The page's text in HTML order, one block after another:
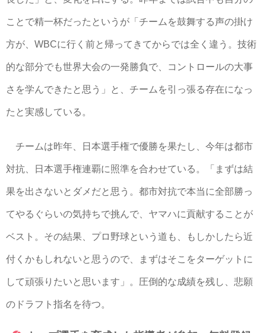
ことで精一杯だったというが「チームを鼓舞する声の掛け
方が、WBCに行く前と帰ってきてからでは全く違う。技術
的な部分でも世界大会の一発勝負で、コントロールの大事
さを学んできたと思う」と、チームを引っ張る存在になっ
たと実感している。
チームは昨年、日本選手権で優勝を果たし、今年は都市
対抗、日本選手権連覇に照準を合わせている。「まずは結
果を出さないとダメだと思う。都市対抗で本当に全部勝っ
てやるぐらいの気持ちで挑んで、ヤマハに貢献することが
ベスト。その結果、プロ野球という道も、もしかしたら近
付くかもしれないと思うので、まずはそこをターゲットに
して頑張りたいと思います」。圧倒的な成績を残し、悲願
のドラフト指名を待つ。